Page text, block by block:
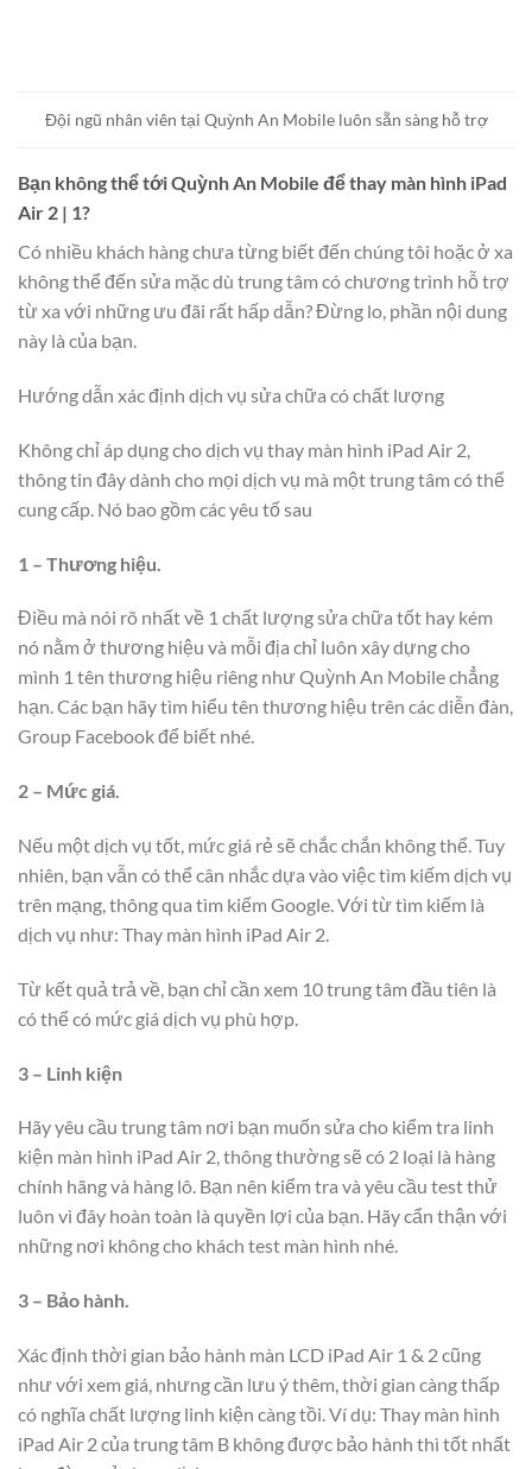
Đội ngũ nhân viên tại Quỳnh An Mobile luôn sẵn sàng hỗ trợ
Bạn không thể tới Quỳnh An Mobile để thay màn hình iPad
Air 2 | 1?
Có nhiều khách hàng chưa từng biết đến chúng tôi hoặc ở xa
không thể đến sửa mặc dù trung tâm có chương trình hỗ trợ
từ xa với những ưu đãi rất hấp dẫn? Đừng lo, phần nội dung
này là của bạn.
Hướng dẫn xác định dịch vụ sửa chữa có chất lượng
Không chỉ áp dụng cho dịch vụ thay màn hình iPad Air 2,
thông tin đây dành cho mọi dịch vụ mà một trung tâm có thể
cung cấp. Nó bao gồm các yêu tố sau
1 – Thương hiệu.
Điều mà nói rõ nhất về 1 chất lượng sửa chữa tốt hay kém
nó nằm ở thương hiệu và mỗi địa chỉ luôn xây dựng cho
mình 1 tên thương hiệu riêng như Quỳnh An Mobile chẳng
hạn. Các bạn hãy tìm hiểu tên thương hiệu trên các diễn đàn,
Group Facebook để biết nhé.
2 – Mức giá.
Nếu một dịch vụ tốt, mức giá rẻ sẽ chắc chắn không thể. Tuy
nhiên, bạn vẫn có thể cân nhắc dựa vào việc tìm kiếm dịch vụ
trên mạng, thông qua tìm kiếm Google. Với từ tìm kiếm là
dịch vụ như: Thay màn hình iPad Air 2.
Từ kết quả trả về, bạn chỉ cần xem 10 trung tâm đầu tiên là
có thể có mức giá dịch vụ phù hợp.
3 – Linh kiện
Hãy yêu cầu trung tâm nơi bạn muốn sửa cho kiểm tra linh
kiện màn hình iPad Air 2, thông thường sẽ có 2 loại là hàng
chính hãng và hàng lô. Bạn nên kiểm tra và yêu cầu test thử
luôn vì đây hoàn toàn là quyền lợi của bạn. Hãy cẩn thận với
những nơi không cho khách test màn hình nhé.
3 – Bảo hành.
Xác định thời gian bảo hành màn LCD iPad Air 1 & 2 cũng
như với xem giá, nhưng cần lưu ý thêm, thời gian càng thấp
có nghĩa chất lượng linh kiện càng tồi. Ví dụ: Thay màn hình
iPad Air 2 của trung tâm B không được bảo hành thì tốt nhất